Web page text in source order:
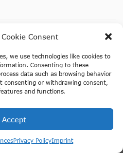
Consent
we use technologies like cookies to
Consenting to these
data such as browsing behavior
consenting or withdrawing consent,
and functions.
Accept
Privacy PolicyImprint
wpisów
Ekskluzywny kod
rabatowy Tiqets 2026
→
Szukaj